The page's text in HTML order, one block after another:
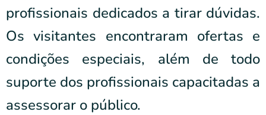
profissionais dedicados a tirar dúvidas.
Os visitantes encontraram ofertas e
condições especiais, além de todo
suporte dos profissionais capacitadas a
assessorar o público.